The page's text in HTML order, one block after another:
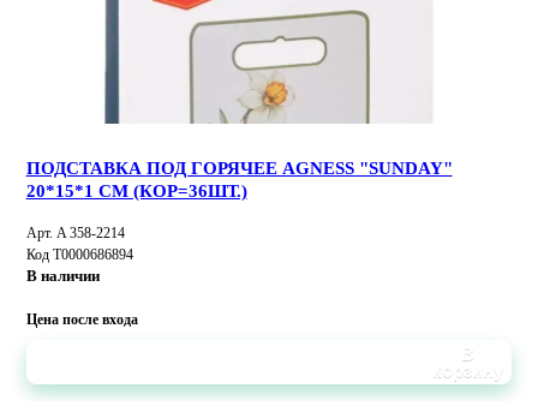
ПОДСТАВКА ПОД ГОРЯЧЕЕ AGNESS "SUNDAY"
20*15*1 СМ (КОР=36ШТ.)
Арт. A 358-2214
Код Т0000686894
В наличии
Цена после входа
В
корзину